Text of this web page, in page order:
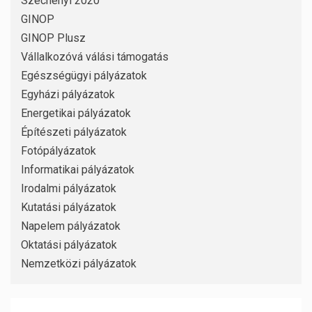
GINOP
GINOP Plusz
Vállalkozóvá válási támogatás
Egészségügyi pályázatok
Egyházi pályázatok
Energetikai pályázatok
Építészeti pályázatok
Fotópályázatok
Informatikai pályázatok
Irodalmi pályázatok
Kutatási pályázatok
Napelem pályázatok
Oktatási pályázatok
Nemzetközi pályázatok